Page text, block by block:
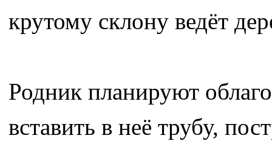
крутому склону ведёт
Родник планируют
вставить в неё трубу,